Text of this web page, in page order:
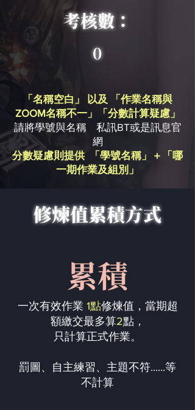
考核數：
0
「名稱空白」 以及 「作業名稱與
ZOOM名稱不一」「分數計算疑慮」
請將學號與名稱 私訊BT或是訊息官
網
分數疑慮則提供 「學號名稱」＋「哪
一期作業及組別」
修煉值累積方式
累積
一次有效作業 1點修煉值，當期超
額繳交最多算2點，
只計算正式作業。
罰圖、自主練習、主題不符......等
不計算